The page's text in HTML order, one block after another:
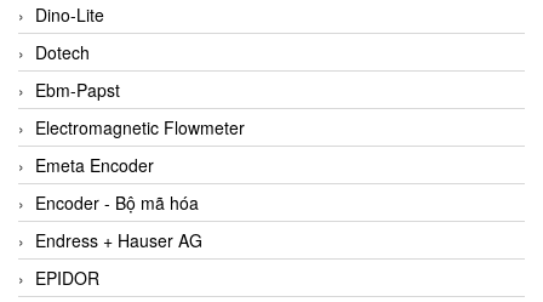
Dino-Lite
Dotech
Ebm-Papst
Electromagnetic Flowmeter
Emeta Encoder
Encoder - Bộ mã hóa
Endress + Hauser AG
EPIDOR